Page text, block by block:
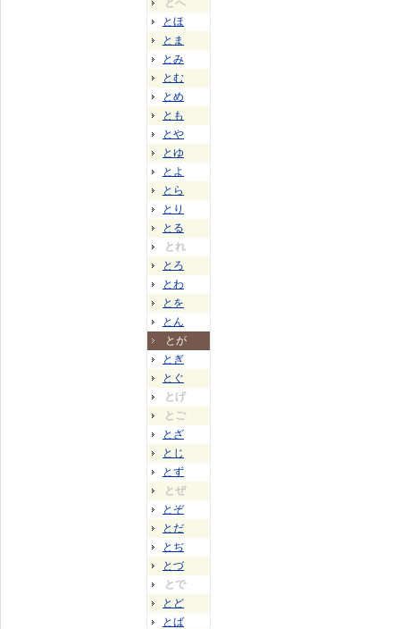
とへ
とほ
とま
とみ
とむ
とめ
とも
とや
とゆ
とよ
とら
とり
とる
とれ
とろ
とわ
とを
とん
とが
とぎ
とぐ
とげ
とご
とざ
とじ
とず
とぜ
とぞ
とだ
とぢ
とづ
とで
とど
とば